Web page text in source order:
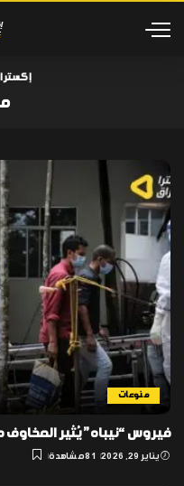
منوعات
فيروس “نيباه” يُثير
يناير 29, 2026 81 مشاهدة